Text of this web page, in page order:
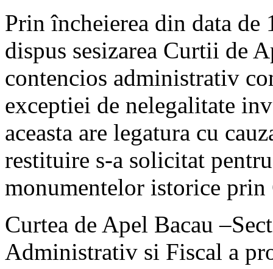
Prin încheierea din data
dispus sesizarea Curtii de
contencios administrativ
exceptiei de nelegalitate
aceasta are legatura cu
restituire s-a solicitat
monumentelor istorice
Curtea de Apel Bacau
Administrativ si Fiscal a